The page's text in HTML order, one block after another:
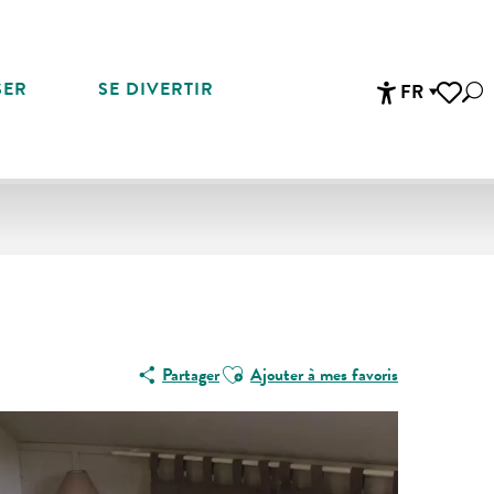
FR
SE DIVERTIR
PartagerAjouter aux favoris
Ajouter à mes favoris